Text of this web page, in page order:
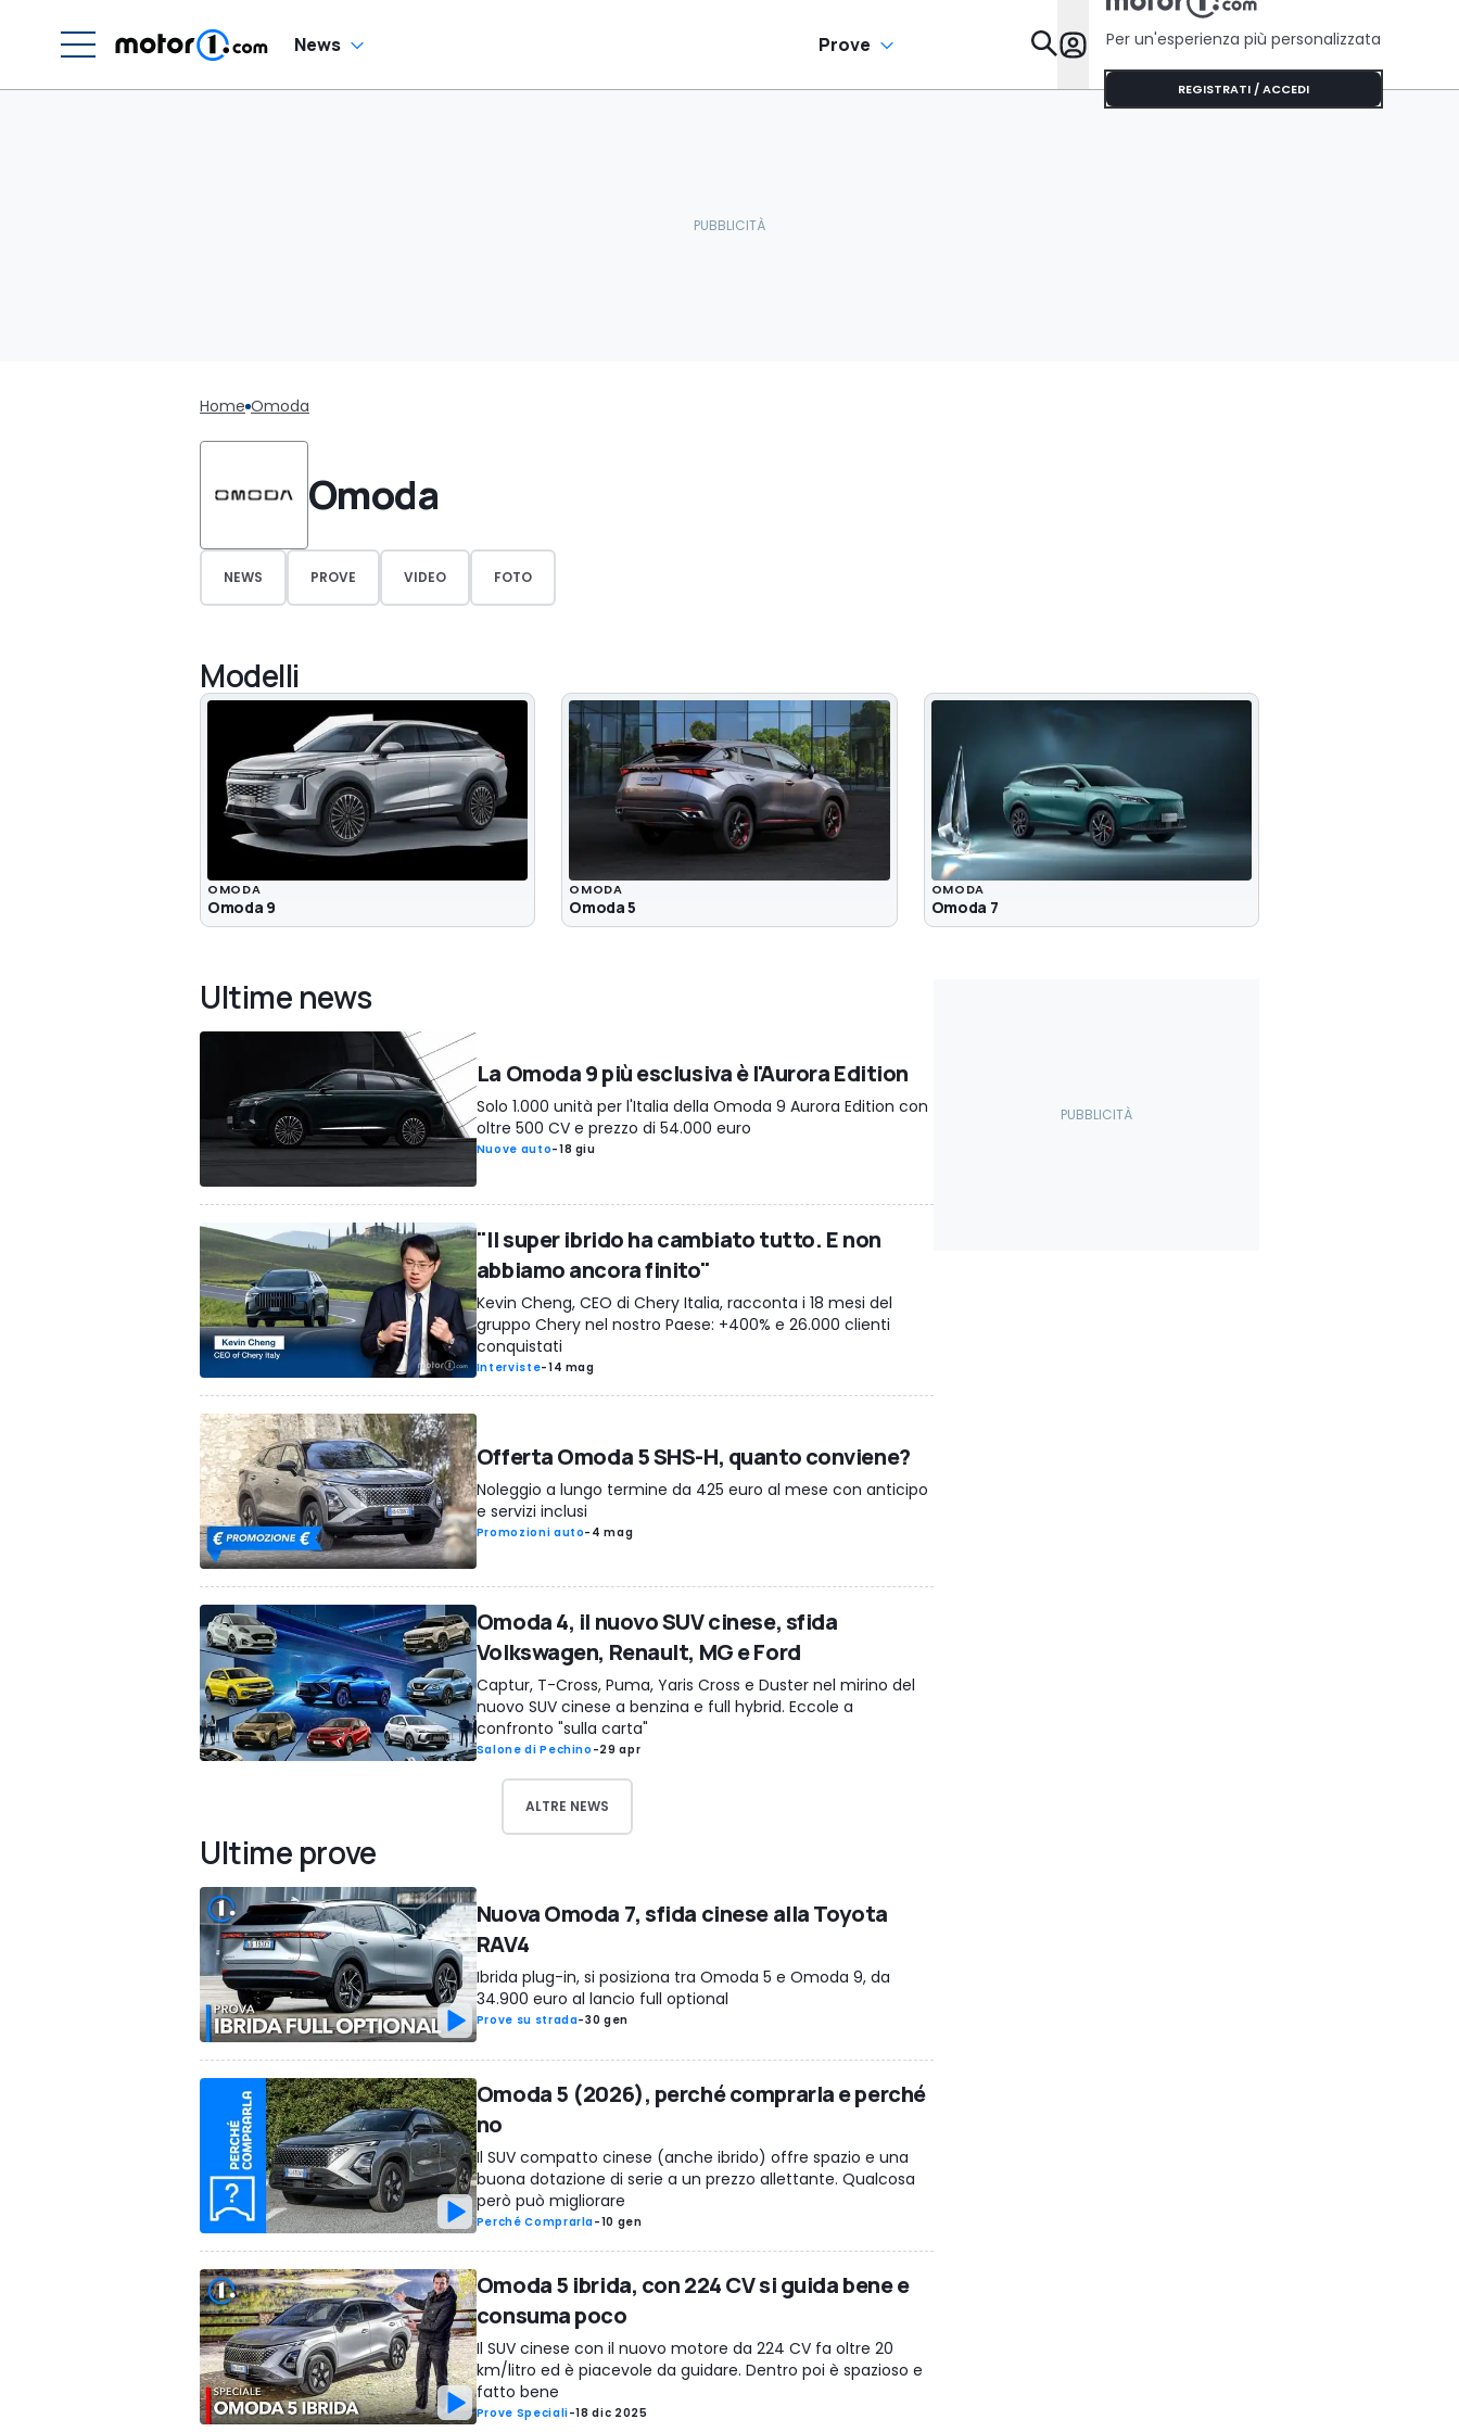
News Prove Da Sapere
Per un'esperienza più personalizzata
REGISTRATI / ACCEDI
Home Omoda
Omoda
NEWS PROVE VIDEO FOTO
Modelli
OMODA
Omoda 9
OMODA
Omoda 5
OMODA
Omoda 7
Ultime news
La Omoda 9 più esclusiva è l'Aurora Edition
Solo 1.000 unità per l'Italia della Omoda 9 Aurora Edition con
oltre 500 CV e prezzo di 54.000 euro
Nuove auto-18 giu
"Il super ibrido ha cambiato tutto. E non
abbiamo ancora finito"
Kevin Cheng, CEO di Chery Italia, racconta i 18 mesi del
gruppo Chery nel nostro Paese: +400% e 26.000 clienti
conquistati
Interviste-14 mag
Offerta Omoda 5 SHS-H, quanto conviene?
Noleggio a lungo termine da 425 euro al mese con anticipo
e servizi inclusi
Promozioni auto- 4 mag
Omoda 4, il nuovo SUV cinese, sfida
Volkswagen, Renault, MG e Ford
Captur, T-Cross, Puma, Yaris Cross e Duster nel mirino del
nuovo SUV cinese a benzina e full hybrid. Eccole a
confronto "sulla carta"
Salone di Pechino -29 apr
ALTRE NEWS
Ultime prove
Nuova Omoda 7, sfida cinese alla Toyota
RAV4
Ibrida plug-in, si posiziona tra Omoda 5 e Omoda 9, da
34.900 euro al lancio full optional
Prove su strada-30 gen
Omoda 5 (2026), perché comprarla e perché
no
Il SUV compatto cinese (anche ibrido) offre spazio e una
buona dotazione di serie a un prezzo allettante. Qualcosa
però può migliorare
Perché Comprarla-10 gen
Omoda 5 ibrida, con 224 CV si guida bene e
consuma poco
Il SUV cinese con il nuovo motore da 224 CV fa oltre 20
km/litro ed è piacevole da guidare. Dentro poi è spazioso e
fatto bene
Prove Speciali-18 dic 2025